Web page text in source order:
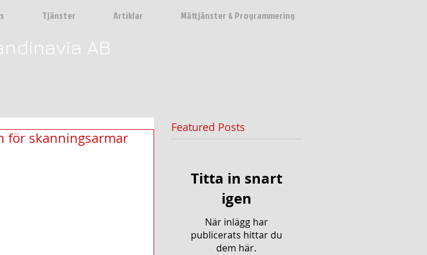
Tjänster Artiklar Mättjänster & Programmering
AB
för skanningsarmar
Featured Posts
Titta in snart
igen
När inlägg har
publicerats hittar du
dem här.